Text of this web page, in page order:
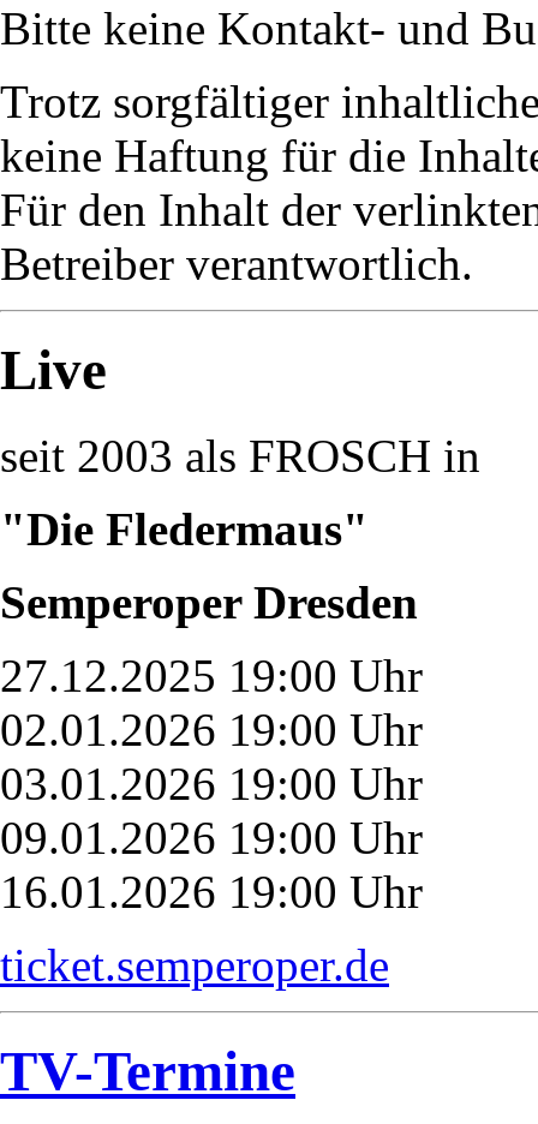
Bitte keine Kontakt- und
Trotz sorgfältiger
keine Haftung für die
Für den Inhalt der
Betreiber verantwortlich.
Live
seit 2003 als FROSCH in
"Die Fledermaus"
Semperoper Dresden
27.12.2025 19:00 Uhr
02.01.2026 19:00 Uhr
03.01.2026 19:00 Uhr
09.01.2026 19:00 Uhr
16.01.2026 19:00 Uhr
ticket.semperoper.de
TV-Termine